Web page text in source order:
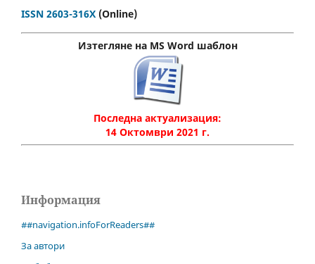
ISSN 2603-316X (Online)
Изтегляне на MS Word шаблон
Последна актуализация:
14 Октомври 2021 г.
Информация
##navigation.infoForReaders##
За автори